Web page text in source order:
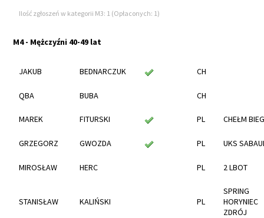
Ilość zgłoszeń w kategorii M3: 1 (Opłaconych: 1)
M4 - Mężczyźni 40-49 lat
JAKUB BEDNARCZUK CH
QBA BUBA CH
MAREK FITURSKI PL CHEŁM
GRZEGORZ GWOZDA PL UKS
MIROSŁAW HERC PL 2 LBOT
STANISŁAW KALIŃSKI PL
SPRING
HORYNIEC
ZDRÓJ